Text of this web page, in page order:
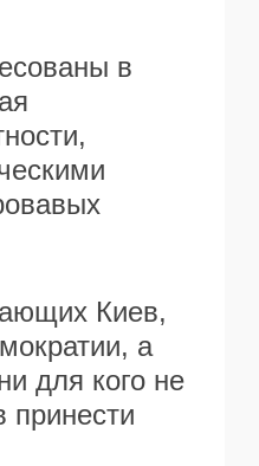
в
Киев,
а
для кого не
принести